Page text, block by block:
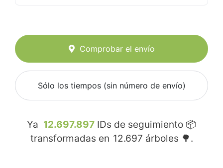
Comprobar el envío
Sólo los tiempos (sin número de envío)
Ya 12.697.897 IDs de seguimiento 📦
transformadas en 12.697 árboles 🌳.